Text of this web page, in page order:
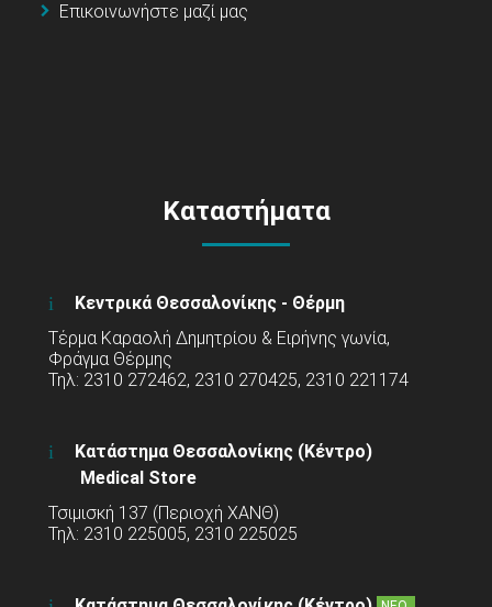
Επικοινωνήστε μαζί μας
Καταστήματα
Κεντρικά Θεσσαλονίκης - Θέρμη
Τέρμα Καραολή Δημητρίου & Ειρήνης γωνία,
Φράγμα Θέρμης
Τηλ: 2310 272462, 2310 270425, 2310 221174
Κατάστημα Θεσσαλονίκης (Κέντρο)
Medical Store
Τσιμισκή 137 (Περιοχή ΧΑΝΘ)
Τηλ: 2310 225005, 2310 225025